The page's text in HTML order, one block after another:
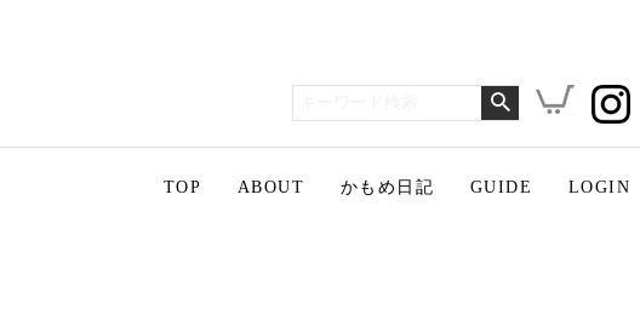
TOP ABOUT かもめ日記 GUIDE LOGIN